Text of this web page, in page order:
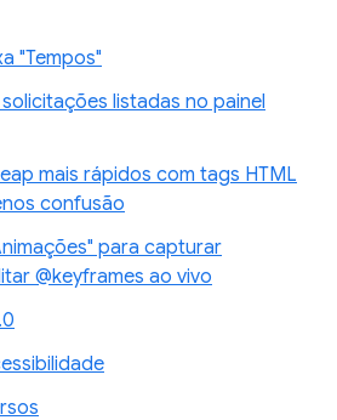
"Tempos"
listadas no painel
mais rápidos com tags HTML
confusão
para capturar
@keyframes ao vivo